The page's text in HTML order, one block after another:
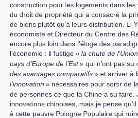
construction pour les logements dans
du droit de propriété qui a consacré la
de biens plutôt qu’à leurs distribution. Li
économiste et Directeur du Centre des
encore plus loin dans l’éloge des
l’économie : il fustige « la chute de
pays d’Europe de l’Est» qui n’ont pas su
des avantages comparatifs» et arriver à
l’innovation » nécessaires pour sortir de
de personnes ce que la Chine a su faire.
innovations chinoises, mais je pense
à cette pauvre Pologne Populaire qui